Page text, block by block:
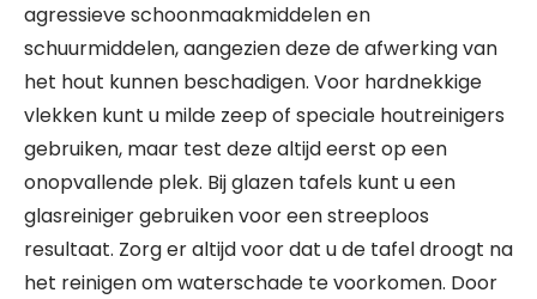
agressieve schoonmaakmiddelen en
schuurmiddelen, aangezien deze de afwerking van
het hout kunnen beschadigen. Voor hardnekkige
vlekken kunt u milde zeep of speciale houtreinigers
gebruiken, maar test deze altijd eerst op een
onopvallende plek. Bij glazen tafels kunt u een
glasreiniger gebruiken voor een streeploos
resultaat. Zorg er altijd voor dat u de tafel droogt na
het reinigen om waterschade te voorkomen. Door